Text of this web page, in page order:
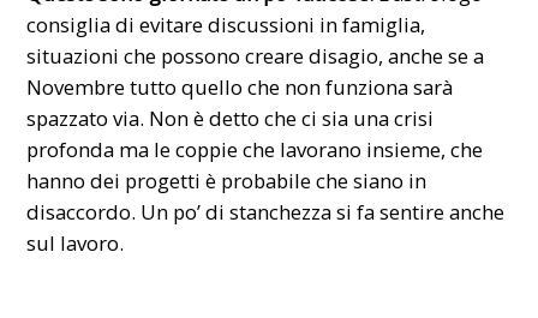
consiglia di evitare discussioni in famiglia,
situazioni che possono creare disagio, anche se a
Novembre tutto quello che non funziona sarà
spazzato via. Non è detto che ci sia una crisi
profonda ma le coppie che lavorano insieme, che
hanno dei progetti è probabile che siano in
disaccordo. Un po’ di stanchezza si fa sentire anche
sul lavoro.